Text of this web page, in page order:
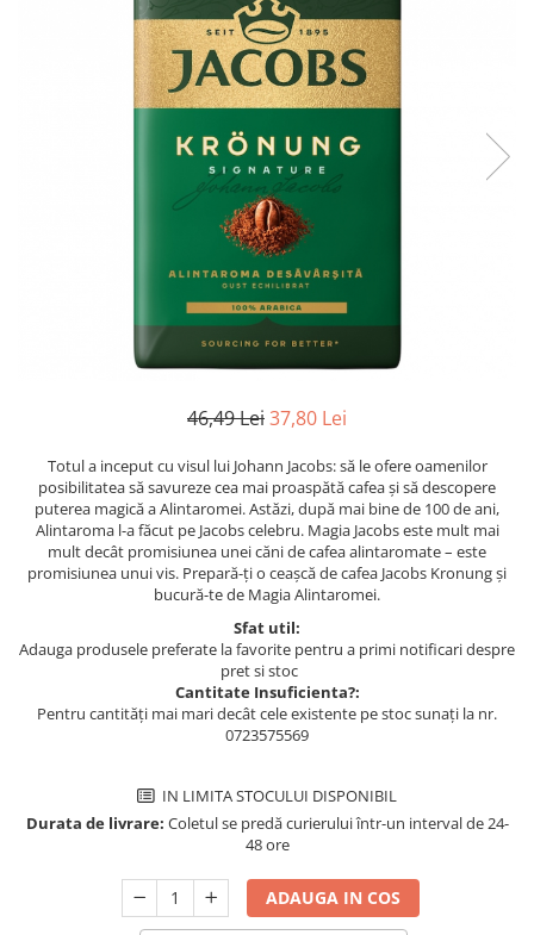
46,49 Lei37,80 Lei
Totul a inceput cu visul lui Johann Jacobs: să le ofere oamenilor
posibilitatea să savureze cea mai proaspătă cafea și să descopere
puterea magică a Alintaromei. Astăzi, după mai bine de 100 de ani,
Alintaroma l-a făcut pe Jacobs celebru. Magia Jacobs este mult mai
mult decât promisiunea unei căni de cafea alintaromate – este
promisiunea unui vis. Prepară-ți o ceașcă de cafea Jacobs Kronung și
bucură-te de Magia Alintaromei.
Sfat util:
Adauga produsele preferate la favorite pentru a primi notificari despre
pret si stoc
Cantitate Insuficienta?:
Pentru cantități mai mari decât cele existente pe stoc sunați la nr.
0723575569
IN LIMITA STOCULUI DISPONIBIL
Durata de livrare: Coletul se predă curierului într-un interval de 24-
48 ore
ADAUGA IN COS